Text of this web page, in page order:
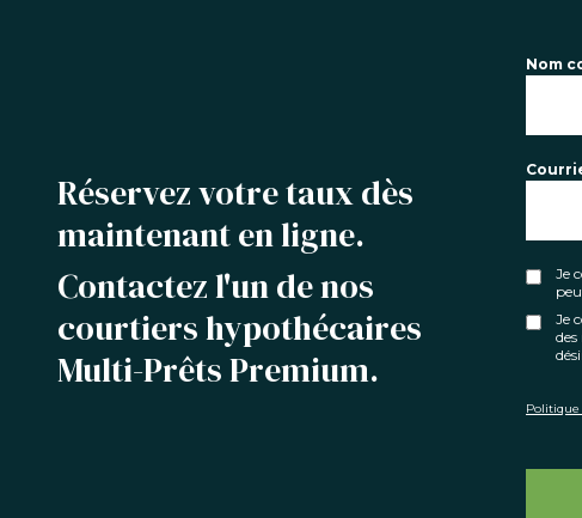
Réservez votre taux dès
maintenant en ligne.
Contactez l'un de nos
courtiers hypothécaires
Multi-Prêts Premium.
Nom
Je
Je